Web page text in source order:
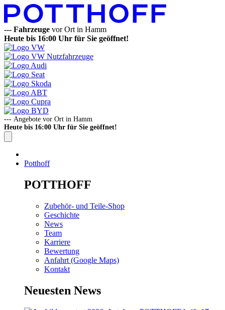
--- Fahrzeuge vor Ort in Hamm
Heute bis 16:00 Uhr für Sie geöffnet!
--- Angebote vor Ort in Hamm
Heute bis 16:00 Uhr für Sie geöffnet!
Potthoff
POTTHOFF
Zubehör- und Teile-Shop
Geschichte
News
Team
Karriere
Bewertung
Anfahrt (Google Maps)
Kontakt
Neuesten News